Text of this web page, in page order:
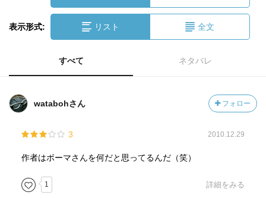
表示形式: リスト 全文
すべて ネタバレ
watabohさん フォロー
3 2010.12.29
作者はボーマさんを何だと思ってるんだ（笑）
1 詳細をみる